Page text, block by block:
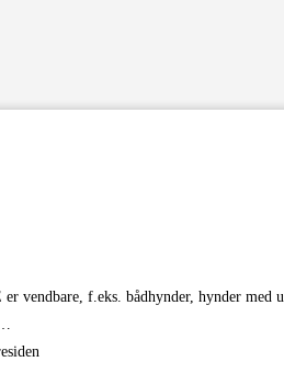
vendbare, f.eks. bådhynder, hynder